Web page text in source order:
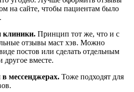
на сайте, чтобы пациентам было
клиники. Принцип тот же, что и с
отзывы маст хэв. Можно
постов или сделать отдельным
другое вместе.
мессенджерах. Тоже подходят для